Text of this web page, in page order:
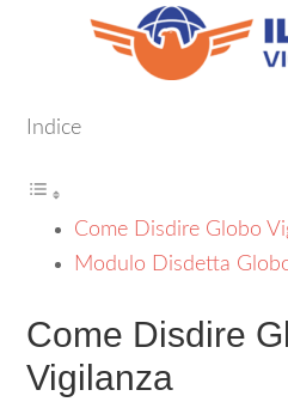
Indice
Come Disdire Globo
Modulo Disdetta
Come Disdire
Vigilanza